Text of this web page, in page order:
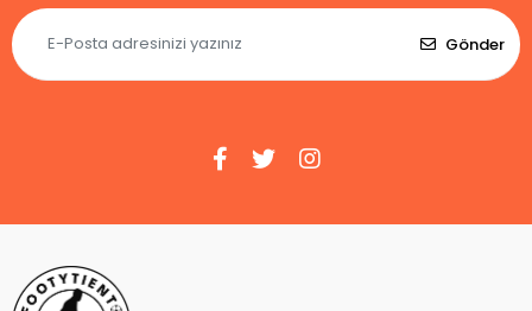
Gönder